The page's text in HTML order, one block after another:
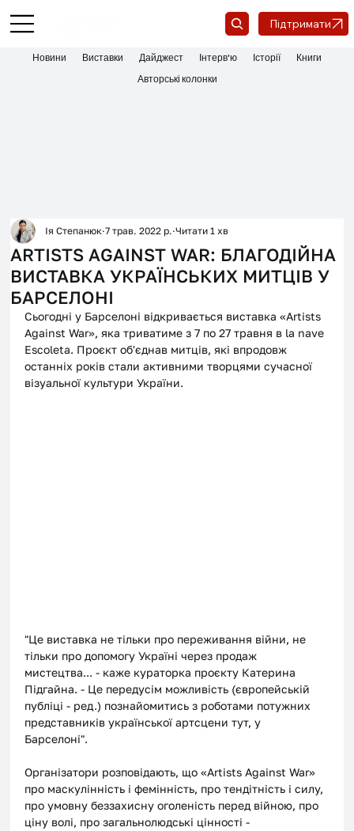
Підтримати
ARTISTS AGAINST WAR: БЛАГОДІЙНА
ВИСТАВКА УКРАЇНСЬКИХ МИТЦІВ У
БАРСЕЛОНІ
Ія Степанюк 7 трав. 2022 р. Читати 1 хв
Сьогодні у Барселоні відкривається виставка «Artists
Against War», яка триватиме з 7 по 27 травня в la nave
Escoleta. Проєкт об'єднав митців, які впродовж
останніх років стали активними творцями сучасної
візуальної культури України.
"Це виставка не тільки про переживання війни, не
тільки про допомогу Україні через продаж
мистецтва... - каже кураторка проєкту Катерина
Підгайна. - Це передусім можливість (європейській
публіці - ред.) познайомитись з роботами потужних
представників української артсцени тут, у
Барселоні".
Організатори розповідають, що «Artists Against War»
про маскулінність і фемінність, про тендітність і силу,
про умовну беззахисну оголеність перед війною, про
ціну волі, про загальнолюдські цінності -
Новини Виставки Дайджест Інтерв'ю Історії
Книги
Авторські колонки